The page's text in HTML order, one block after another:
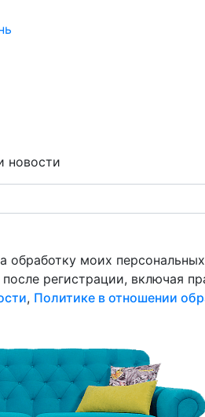
новости
обработку моих
регистрации, включая
, Политике в отношении